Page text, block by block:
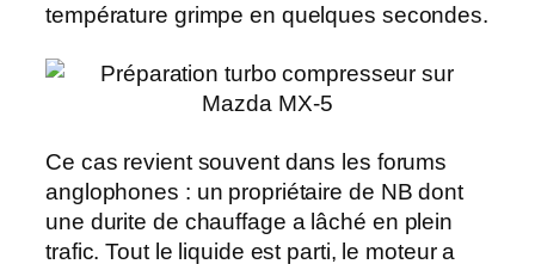
température grimpe en quelques secondes.
Ce cas revient souvent dans les forums
anglophones : un propriétaire de NB dont
une durite de chauffage a lâché en plein
trafic. Tout le liquide est parti, le moteur a